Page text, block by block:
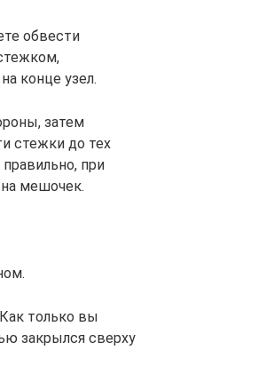
обвести
конце узел.
затем
стежки до тех
при
на мешочек.
только вы
закрылся сверху